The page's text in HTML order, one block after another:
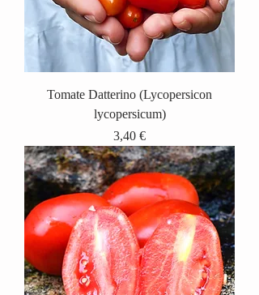
Tomate Datterino (Lycopersicon
lycopersicum)
Prix
3,40 €